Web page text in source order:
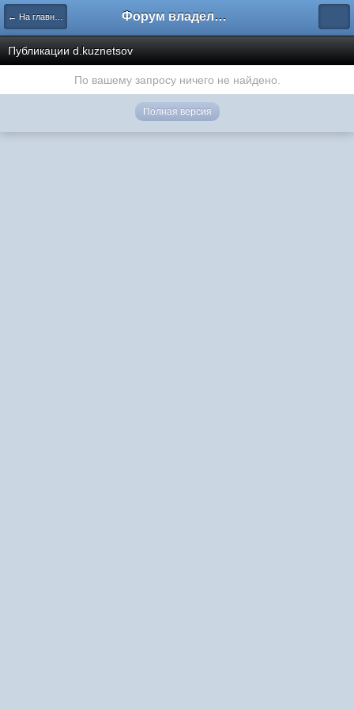
← На главную Форум владельцев интернет-магазинов
Публикации d.kuznetsov
По вашему запросу ничего не найдено.
Полная версия